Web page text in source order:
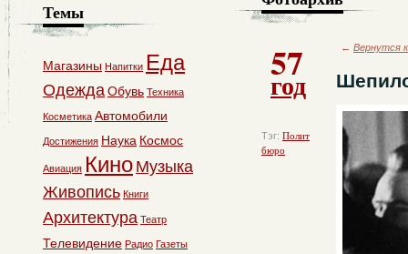
57
год
Тэг: Полит
бюро
← Вернутся
Темы
Магазины Напитки Еда
ОдеждаОбувь Техника
Косметика Автомобили
Достижения Наука Космос
Авиация Кино Музыка
Живопись Книги
Архитектура Театр
Телевидение Радио Газеты